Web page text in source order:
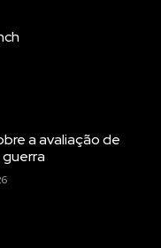
a avaliação de